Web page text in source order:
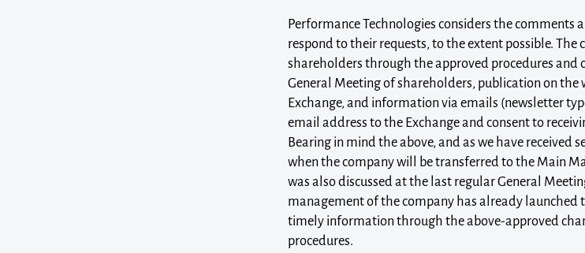
Performance Technologies considers the
respond to their requests, to the extent possible.
shareholders through the approved procedures
General Meeting of shareholders, publication on the
Exchange, and information via emails (newsletter
email address to the Exchange and consent to
Bearing in mind the above, and as we have
when the company will be transferred to the Main
was also discussed at the last regular General
management of the company has already launched
timely information through the above-approved
procedures.